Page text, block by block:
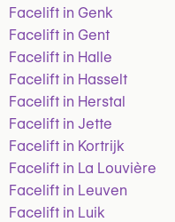
Facelift in Genk
Facelift in Gent
Facelift in Halle
Facelift in Hasselt
Facelift in Herstal
Facelift in Jette
Facelift in Kortrijk
Facelift in La Louvière
Facelift in Leuven
Facelift in Luik